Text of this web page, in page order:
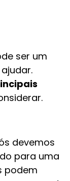
ser um
devemos
para uma
podem